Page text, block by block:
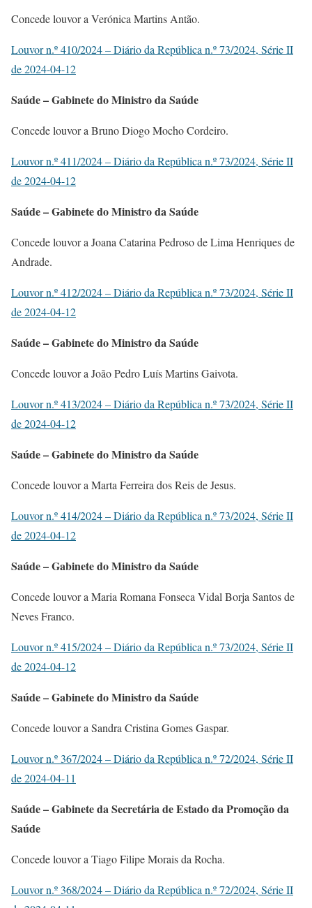
Concede louvor a Verónica Martins Antão.
Louvor n.º 410/2024 – Diário da República n.º 73/2024, Série II
de 2024-04-12
Saúde – Gabinete do Ministro da Saúde
Concede louvor a Bruno Diogo Mocho Cordeiro.
Louvor n.º 411/2024 – Diário da República n.º 73/2024, Série II
de 2024-04-12
Saúde – Gabinete do Ministro da Saúde
Concede louvor a Joana Catarina Pedroso de Lima Henriques de
Andrade.
Louvor n.º 412/2024 – Diário da República n.º 73/2024, Série II
de 2024-04-12
Saúde – Gabinete do Ministro da Saúde
Concede louvor a João Pedro Luís Martins Gaivota.
Louvor n.º 413/2024 – Diário da República n.º 73/2024, Série II
de 2024-04-12
Saúde – Gabinete do Ministro da Saúde
Concede louvor a Marta Ferreira dos Reis de Jesus.
Louvor n.º 414/2024 – Diário da República n.º 73/2024, Série II
de 2024-04-12
Saúde – Gabinete do Ministro da Saúde
Concede louvor a Maria Romana Fonseca Vidal Borja Santos de
Neves Franco.
Louvor n.º 415/2024 – Diário da República n.º 73/2024, Série II
de 2024-04-12
Saúde – Gabinete do Ministro da Saúde
Concede louvor a Sandra Cristina Gomes Gaspar.
Louvor n.º 367/2024 – Diário da República n.º 72/2024, Série II
de 2024-04-11
Saúde – Gabinete da Secretária de Estado da Promoção da
Saúde
Concede louvor a Tiago Filipe Morais da Rocha.
Louvor n.º 368/2024 – Diário da República n.º 72/2024, Série II